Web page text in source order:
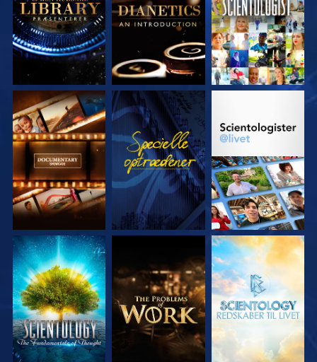
UDFORSK SERIEN SE UDFORSK SERIEN
UDFORSK SERIEN UDFORSK SERIEN UDFORSK SERIEN